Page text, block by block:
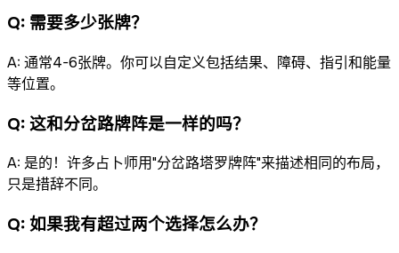
Q: 需要多少张牌？
A: 通常4-6张牌。你可以自定义包括结果、障碍、指引和能量
等位置。
Q: 这和分岔路牌阵是一样的吗？
A: 是的！许多占卜师用"分岔路塔罗牌阵"来描述相同的布局，
只是措辞不同。
Q: 如果我有超过两个选择怎么办？